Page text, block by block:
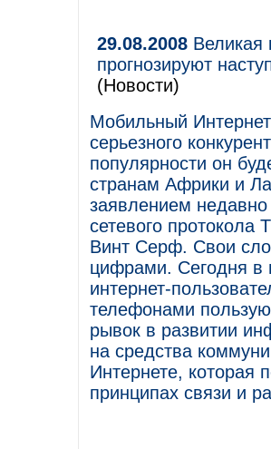
29.08.2008 Великая
прогнозируют
(Новости)
Мобильный
серьезного
популярности он
странам Африки и
заявлением недавно
сетевого
Винт Серф. Свои
цифрами. Сегодня в
интернет-
телефонами
рывок в развитии
на средства
Интернете, которая
принципах связи и